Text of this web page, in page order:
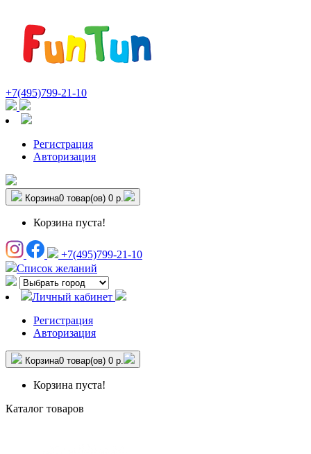
+7(495)799-21-10
Регистрация
Авторизация
Корзина0 товар(ов) 0 р.
Корзина пуста!
+7(495)799-21-10
Список желаний
Личный кабинет
Регистрация
Авторизация
Корзина0 товар(ов) 0 р.
Корзина пуста!
Каталог товаров